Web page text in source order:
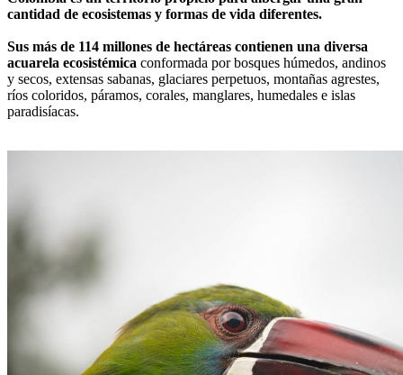
cantidad de ecosistemas y formas de vida diferentes.
Sus más de 114 millones de hectáreas contienen una diversa
acuarela ecosistémica conformada por bosques húmedos, andinos
y secos, extensas sabanas, glaciares perpetuos, montañas agrestes,
ríos coloridos, páramos, corales, manglares, humedales e islas
paradisíacas.